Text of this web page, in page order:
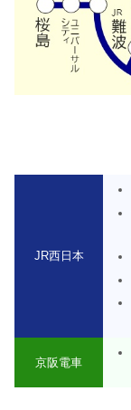
JR西日本
京阪電車